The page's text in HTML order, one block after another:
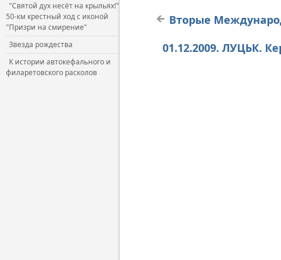
"Святой дух несёт на крыльях!"
50-км крестный ход с иконой
"Призри на смирение"
Звезда рождества
К истории автокефального и
филаретовского расколов
Вторые
01.12.2009. ЛУЦЬК.